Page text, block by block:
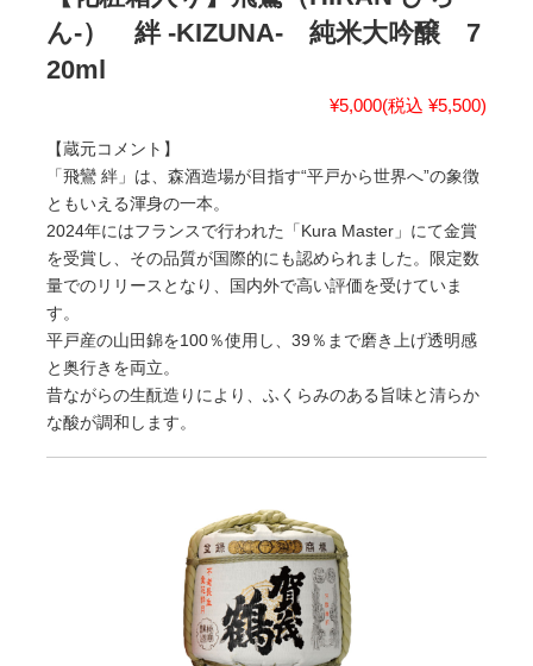
ん-） 絆 -KIZUNA- 純米大吟醸 7
20ml
¥5,000(税込 ¥5,500)
【蔵元コメント】
「飛鸞 絆」は、森酒造場が目指す“平戸から世界へ”の象徴
ともいえる渾身の一本。
2024年にはフランスで行われた「Kura Master」にて金賞
を受賞し、その品質が国際的にも認められました。限定数
量でのリリースとなり、国内外で高い評価を受けていま
す。
平戸産の山田錦を100％使用し、39％まで磨き上げ透明感
と奥行きを両立。
昔ながらの生酛造りにより、ふくらみのある旨味と清らか
な酸が調和します。